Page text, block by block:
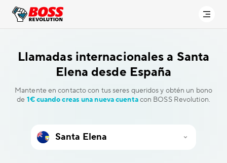
Llamadas internacionales a Santa
Elena desde España
Mantente en contacto con tus seres queridos y obtén un bono
de 1€ cuando creas una nueva cuentacon BOSS Revolution.